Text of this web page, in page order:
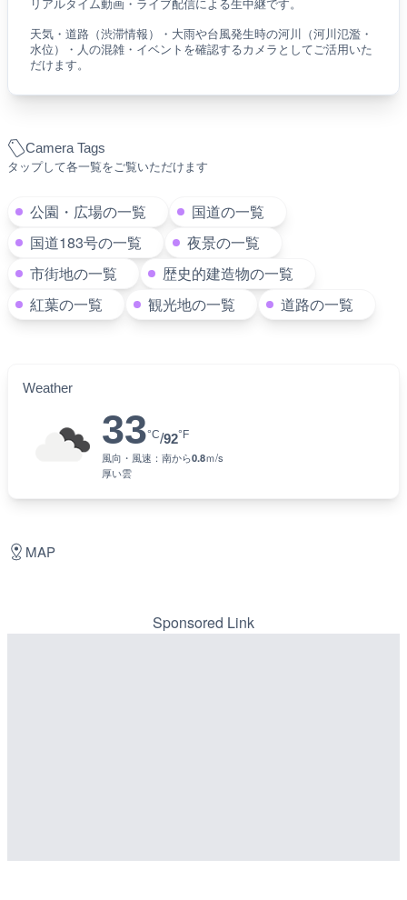
Camera Tags
タップして各一覧をご覧いただけます
公園・広場の一覧
国道の一覧
国道183号の一覧
夜景の一覧
市街地の一覧
歴史的建造物の一覧
紅葉の一覧
観光地の一覧 道路の一覧
Weather
33°C/92°F
風向・風速： 南から0.8ｍ/s
厚い雲
リアルタイム動画・ライブ配信による生中継です。
天気・道路（渋滞情報）・大雨や台風発生時の河川（河川氾濫・
水位）・人の混雑・イベントを確認するカメラとしてご活用いた
だけます。
MAP
Sponsored Link